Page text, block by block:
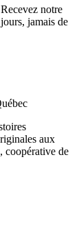
notre
jamais de
aux
coopérative de